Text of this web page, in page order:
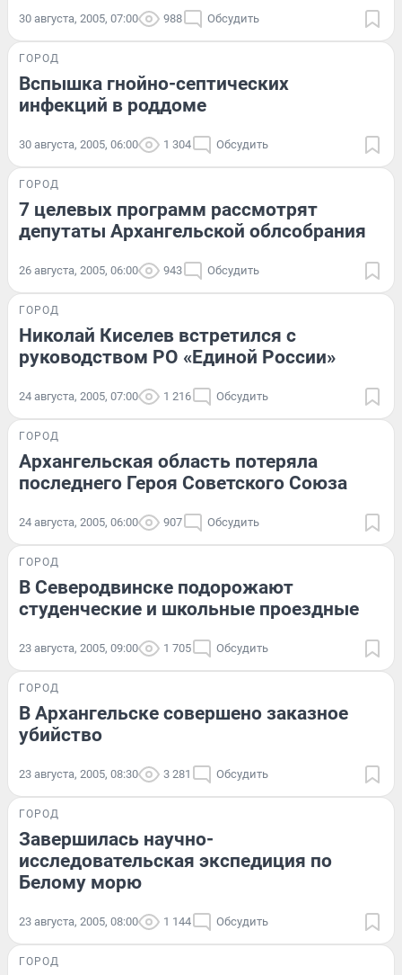
30 августа, 2005, 07:00 988 Обсудить
ГОРОД
Вспышка гнойно-септических
инфекций в роддоме
30 августа, 2005, 06:00 1 304 Обсудить
ГОРОД
7 целевых программ рассмотрят
депутаты Архангельской облсобрания
26 августа, 2005, 06:00 943 Обсудить
ГОРОД
Николай Киселев встретился с
руководством РО «Единой России»
24 августа, 2005, 07:00 1 216 Обсудить
ГОРОД
Архангельская область потеряла
последнего Героя Советского Союза
24 августа, 2005, 06:00 907 Обсудить
ГОРОД
В Северодвинске подорожают
студенческие и школьные проездные
23 августа, 2005, 09:00 1 705 Обсудить
ГОРОД
В Архангельске совершено заказное
убийство
23 августа, 2005, 08:30 3 281 Обсудить
ГОРОД
Завершилась научно-
исследовательская экспедиция по
Белому морю
23 августа, 2005, 08:00 1 144 Обсудить
ГОРОД